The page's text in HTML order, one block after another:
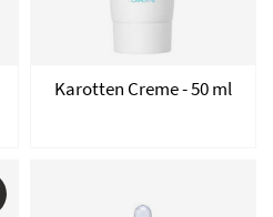
Karotten Creme - 50 ml